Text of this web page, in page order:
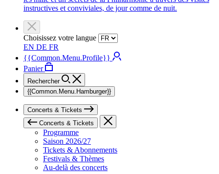
instructives et conviviales, de jour comme de nuit.
Choisissez votre langue
EN DE FR
{{Common.Menu.Profile}}
Panier
Rechercher
{{Common.Menu.Hamburger}}
Concerts & Tickets
Concerts & Tickets
Programme
Saison 2026/27
Tickets & Abonnements
Festivals & Thèmes
Au-delà des concerts